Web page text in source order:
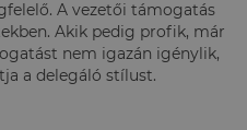
A vezetői támogatás
Akik pedig profik, már
nem igazán igénylik,
a delegáló stílust.